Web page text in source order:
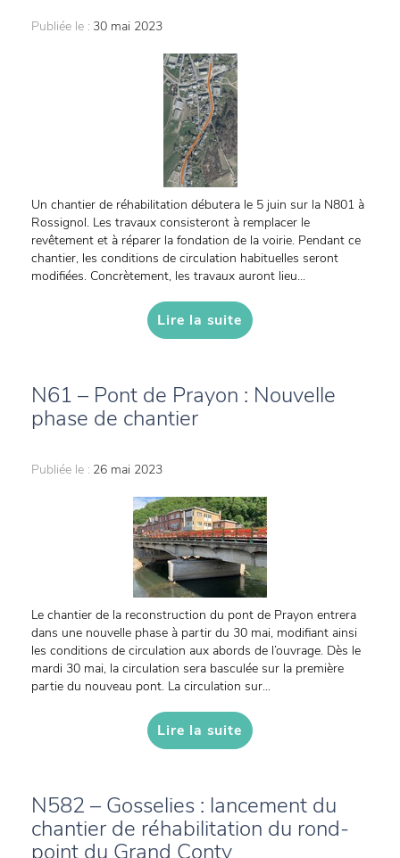
Publiée le : 30 mai 2023
Un chantier de réhabilitation débutera le 5 juin sur la N801 à
Rossignol. Les travaux consisteront à remplacer le
revêtement et à réparer la fondation de la voirie. Pendant ce
chantier, les conditions de circulation habituelles seront
modifiées. Concrètement, les travaux auront lieu...
Lire la suite
N61 – Pont de Prayon : Nouvelle
phase de chantier
Publiée le : 26 mai 2023
Le chantier de la reconstruction du pont de Prayon entrera
dans une nouvelle phase à partir du 30 mai, modifiant ainsi
les conditions de circulation aux abords de l’ouvrage. Dès le
mardi 30 mai, la circulation sera basculée sur la première
partie du nouveau pont. La circulation sur...
Lire la suite
N582 – Gosselies : lancement du
chantier de réhabilitation du rond-
point du Grand Conty